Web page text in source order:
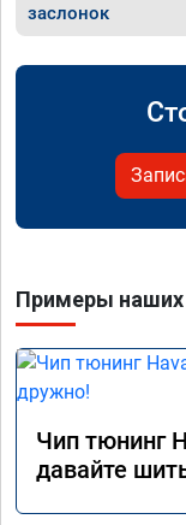
заслонок
Примеры наших
Чип тюнинг
давайте